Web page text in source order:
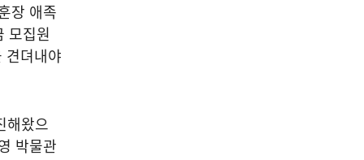
장 애족
모집원
견뎌내야
해왔으
박물관